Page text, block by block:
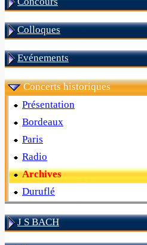
Colloques
Evénements
Concerts historiques
Présentation
Bordeaux
Paris
Radio
Archives
Duruflé
J S BACH